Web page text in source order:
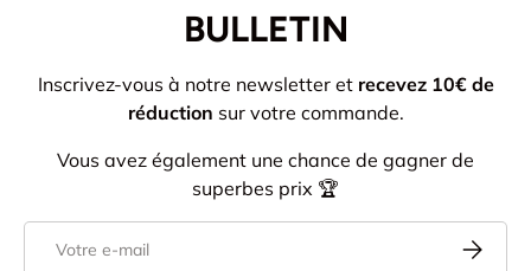
BULLETIN
Inscrivez-vous à notre newsletter et recevez 10€ de
réduction sur votre commande.
Vous avez également une chance de gagner de
superbes prix 🏆
S’inscrire